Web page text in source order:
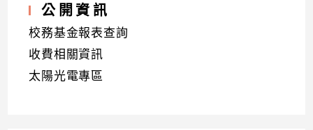
公開資訊
校務基金報表查詢
收費相關資訊
太陽光電專區